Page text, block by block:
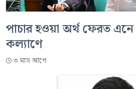
পাচার হওয়া অর্থ ফেরত
কল্যাণে
৩ মাস আগে